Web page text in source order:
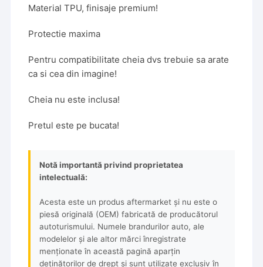
Material TPU, finisaje premium!
Protectie maxima
Pentru compatibilitate cheia dvs trebuie sa arate
ca si cea din imagine!
Cheia nu este inclusa!
Pretul este pe bucata!
Notă importantă privind proprietatea
intelectuală:
Acesta este un produs aftermarket și nu este o
piesă originală (OEM) fabricată de producătorul
autoturismului. Numele brandurilor auto, ale
modelelor și ale altor mărci înregistrate
menționate în această pagină aparțin
deținătorilor de drept și sunt utilizate exclusiv în